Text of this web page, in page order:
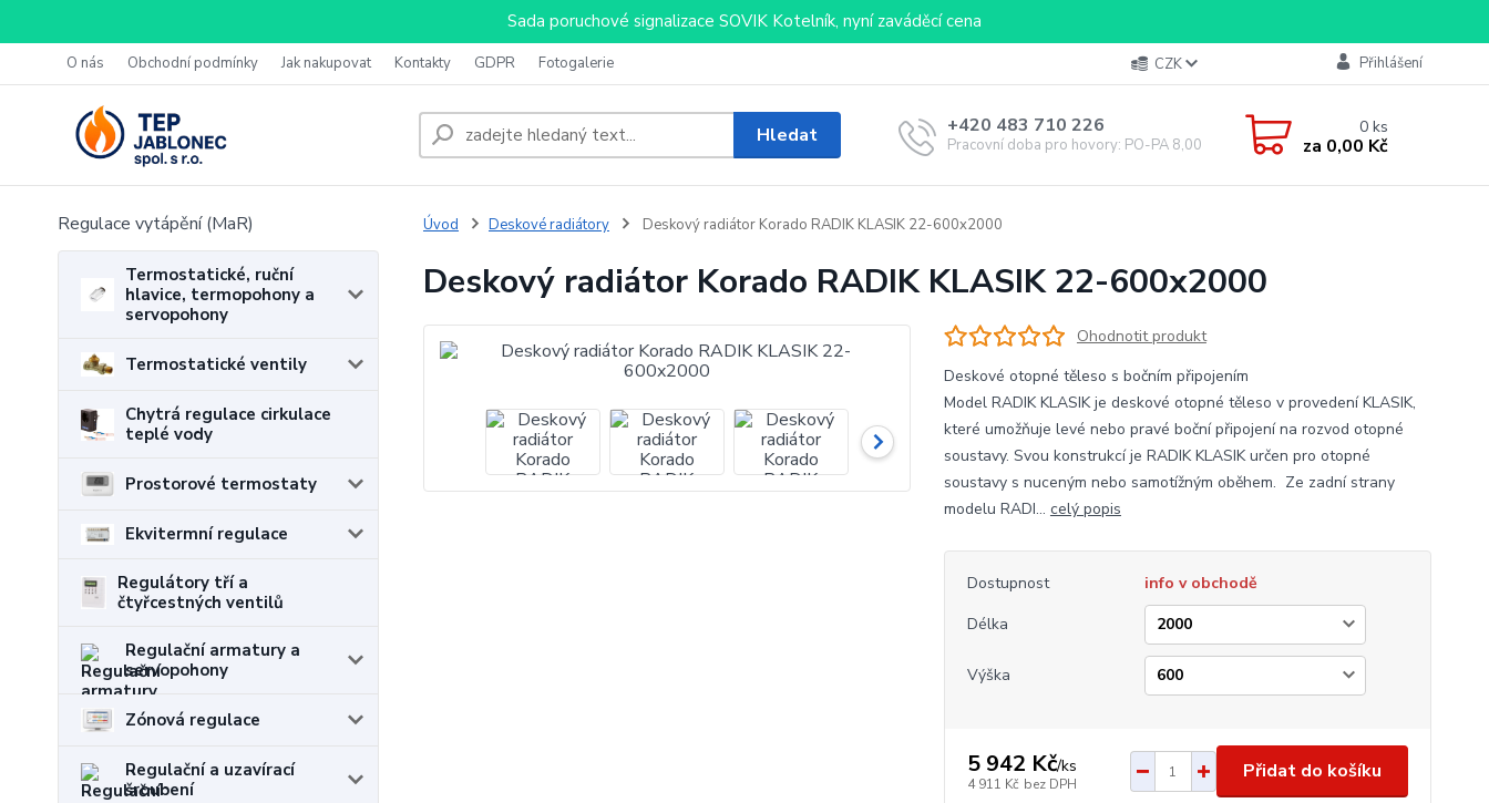
Sada poruchové signalizace SOVIK Kotelník, nyní zaváděcí cena
O nás Obchodní podmínky Jak nakupovat Kontakty GDPR Fotogalerie CZK Přihlášení
Hledat +420 483 710 226
Pracovní doba pro hovory: PO-PA 8,00-16,00
0ks
za 0,00 Kč
Regulace vytápění (MaR)
Termostatické, ruční
hlavice, termopohony a
servopohony
Termostatické ventily
Chytrá regulace cirkulace
teplé vody
Prostorové termostaty
Ekvitermní regulace
Regulátory tří a
čtyřcestných ventilů
Regulační armatury a
servopohony
Zónová regulace
Regulační a uzavírací
šroubení
Úvod Deskové radiátory Deskový radiátor Korado RADIK KLASIK 22-600x2000
Deskový radiátor Korado RADIK KLASIK 22-600x2000
Ohodnotit produkt
Deskové otopné těleso s bočním připojením
Model RADIK KLASIK je deskové otopné těleso v provedení KLASIK,
které umožňuje levé nebo pravé boční připojení na rozvod otopné
soustavy. Svou konstrukcí je RADIK KLASIK určen pro otopné
soustavy s nuceným nebo samotížným oběhem. Ze zadní strany
modelu RADI... celý popis
Dostupnost
info v obchodě
Délka
Výška
5 942 Kč/ks
4 911 Kč bez DPH
Přidat do košíku